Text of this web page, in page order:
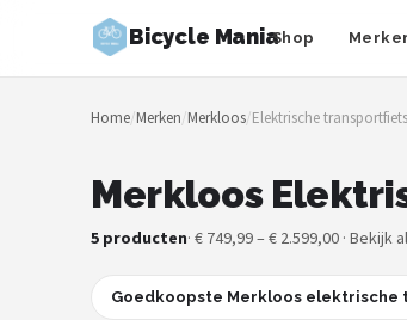
Bicycle ManiaShop
Zoeken
NAVIGATIE
Merken
Home/Merken/Merkloos/Elektrische
Merkloos
5 producten· € 749,99 – € 2.599,00 · Bekijk
Goedkoopste Merkloos elektrische